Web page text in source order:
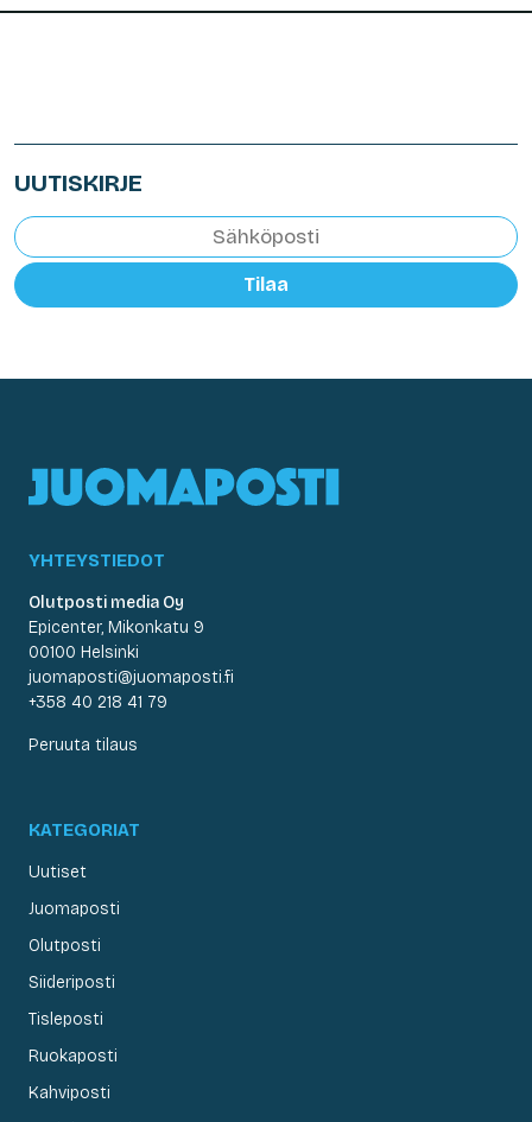
UUTISKIRJE
Tilaa
YHTEYSTIEDOT
Olutposti media Oy
Epicenter, Mikonkatu 9
00100 Helsinki
juomaposti@juomaposti.fi
+358 40 218 41 79
Peruuta tilaus
KATEGORIAT
Uutiset
Juomaposti
Olutposti
Siideriposti
Tisleposti
Ruokaposti
Kahviposti